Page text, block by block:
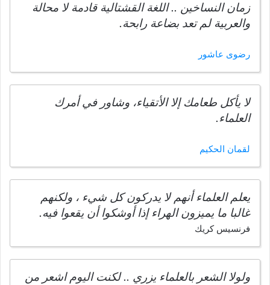
زمان النساخين .. اللغة القشتالية قادمة لا محالة
والعربية لم تعد بضاعة رابحة.
رضوى عاشور
لا يأكل طعامك إلا الأتقياء، وشاور في أمرك
العلماء.
لقمان الحكيم
يعلم العلماء أنهم لا يدركون كل شيء ، ولكنهم
غالبا ما يميزون الهراء إذا أوشكوا أن يقعوا فيه.
فرنسيس كريك
ولولا الشعر بالعلماء يزري .. لكنت اليوم اشعر من